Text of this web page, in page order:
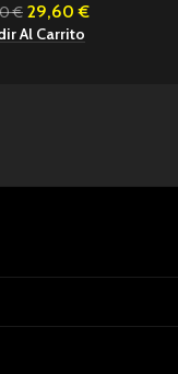
€ 29,60€
Al Carrito